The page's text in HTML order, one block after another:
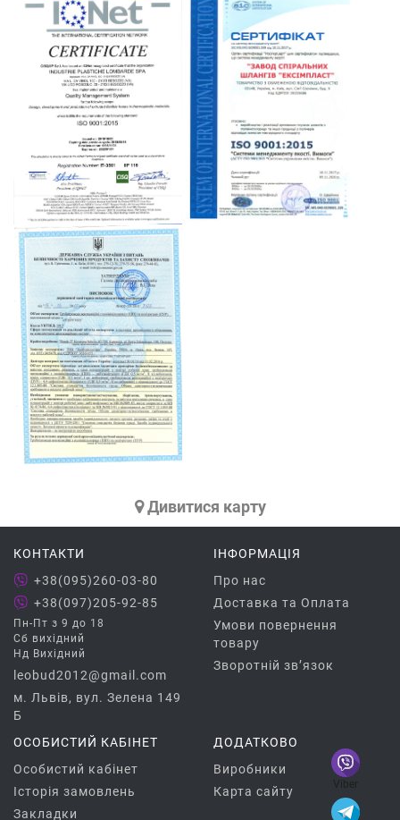
Viber
Дивитися карту
КОНТАКТИ
+38(095)260-03-80
+38(097)205-92-85
Пн-Пт з 9 до 18
Сб вихідний
Нд Вихідний
leobud2012@gmail.com
м. Львів, вул. Зелена 149
Б
ІНФОРМАЦІЯ
Про нас
Доставка та Оплата
Умови повернення
товару
Зворотній зв’язок
ОСОБИСТИЙ КАБІНЕТ
Особистий кабінет
Історія замовлень
Закладки
ДОДАТКОВО
Виробники
Карта сайту